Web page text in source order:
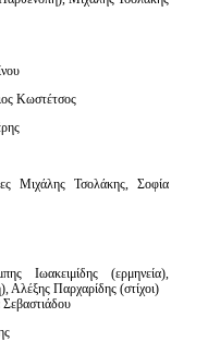
Κωστέτσος
Μιχάλης Τσολάκης, Σοφία
Ιωακειμίδης (ερμηνεία),
Αλέξης Παρχαρίδης (στίχοι)